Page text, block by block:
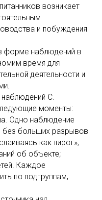
возникает
и побуждения
форме наблюдений в
время для
деятельности и
наблюдений С.
моменты:
Одно наблюдение
без больших разрывов
как пирог»,
об объекте;
Каждое
по подгруппам,